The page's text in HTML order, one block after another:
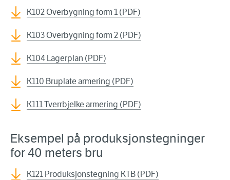
K102 Overbygning form 1 (PDF)
K103 Overbygning form 2 (PDF)
K104 Lagerplan (PDF)
K110 Bruplate armering (PDF)
K111 Tverrbjelke armering (PDF)
Eksempel på produksjonstegninger
for 40 meters bru
K121 Produksjonstegning KTB (PDF)